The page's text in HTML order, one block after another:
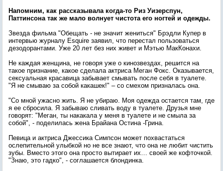
Напомним, как рассказывала когда-то Риз Уизерспун,
Паттинсона так же мало волнует чистота его ногтей и одежды.
Звезда фильма "Обещать - не значит жениться" Брэдли Купер в
интервью журналу Esquire заявил, что перестал пользоваться
дезодорантами. Уже 20 лет без них живет и Мэтью МакКонахи.
Не каждая женщина, не говоря уже о кинозвездах, решится на
такое признание, какое сделала актриса Меган Фокс. Оказывается,
сексуальная красавица забывает смывать после себя в туалете.
"Я не смываю за собой какашек!" – со смехом призналась она.
"Со мной ужасно жить. Я не убираю. Моя одежда остается там, где
я ее сбросила. Я забываю сливать воду в туалете. Друзья мне
говорят: "Меган, ты накакала у меня в туалете и не смыла за
собой", - поделилась жена Брайана Остина -Грина.
Певица и актриса Джессика Симпсон может похвастаться
ослепительной улыбкой но не все знают, что она не любит чистить
зубы. Вместо этого она просто вытирает их… своей же кофточкой.
"Знаю, это гадко", - соглашается блондинка.